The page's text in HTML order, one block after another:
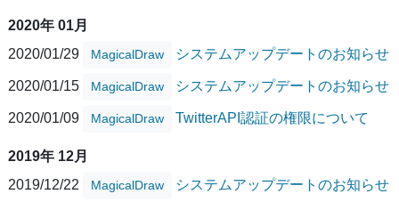
2020年 01月
2020/01/29
MagicalDraw システムアップデートのお知らせ
2020/01/15 MagicalDraw システムアップデートのお知らせ
2020/01/09 MagicalDraw TwitterAPI認証の権限について
2019年 12月
2019/12/22
MagicalDraw システムアップデートのお知らせ